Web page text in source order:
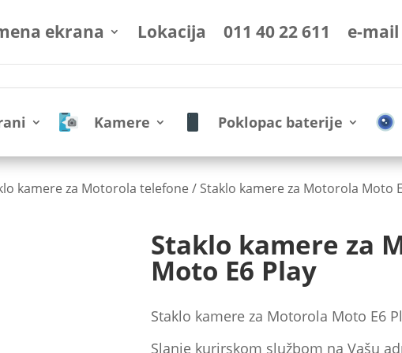
ekrana Lokacija 011 40 22 611 e-mail
Kamere Poklopac baterije
kamere za Motorola telefone / Staklo kamere za Motorola Moto
Staklo kamere za
Moto E6 Play
Staklo kamere za Motorola Moto E6
Slanje kurirskom službom na Vašu